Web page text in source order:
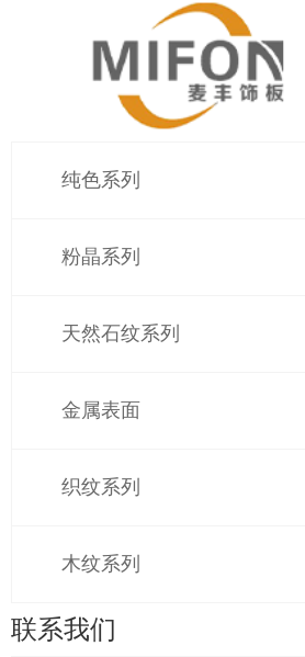
纯色系列
粉晶系列
天然石纹系列
金属表面
织纹系列
木纹系列
联系我们